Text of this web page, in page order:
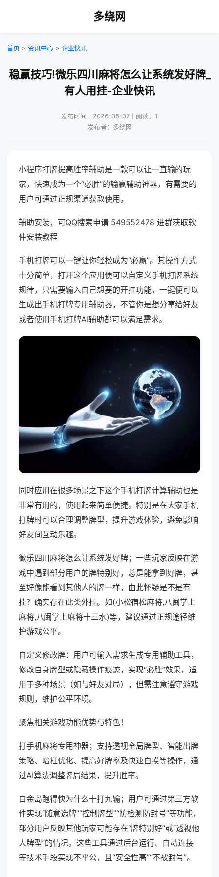
多绕网
首页 > 资讯中心 > 企业快讯
稳赢技巧!微乐四川麻将怎么让系统发好牌_
有人用挂-企业快讯
发布时间：2026-08-07｜阅读：1
发布者：多绕网
小程序打牌提高胜率辅助是一款可以让一直输的玩
家，快速成为一个“必胜”的输赢辅助神器，有需要的
用户可通过正规渠道获取使用。
辅助安装，可QQ搜索申请 549552478 进群获取软
件安装教程
手机打牌可以一键让你轻松成为“必赢”。其操作方式
十分简单，打开这个应用便可以自定义手机打牌系统
规律，只需要输入自己想要的开挂功能，一键便可以
生成出手机打牌专用辅助器，不管你是想分享给好友
或者使用手机打牌AI辅助都可以满足需求。
同时应用在很多场景之下这个手机打牌计算辅助也是
非常有用的，使用起来简单便捷。特别是在大家手机
打牌时可以合理调整牌型，提升游戏体验，避免影响
好友间互动乐趣。
微乐四川麻将怎么让系统发好牌；一些玩家反映在游
戏中遇到部分用户的牌特别好，总是能拿到好牌，甚
至好像能看到其他人的牌一样，由此怀疑是不是有
挂？确实存在此类外挂。如(小松宿松麻将,八闽掌上
麻将,八闽掌上麻将十三水)等，建议通过正规途径维
护游戏公平。
自定义修改牌：用户可输入需求生成专用辅助工具，
修改自身牌型或隐藏操作痕迹，实现“必胜”效果，适
用于多种场景（如与好友对局），但需注意遵守游戏
规则，维护公平环境。
聚焦相关游戏功能优势与特色！
打手机麻将专用神器；支持透视全局牌型、智能出牌
策略、暗杠优化、提高好牌率及快速自摸等操作，通
过AI算法调整牌局结果，提升胜率。
白金岛跑得快为什么十打九输；用户可通过第三方软
件实现“随意选牌”“控制牌型”“防检测防封号”等功能，
部分用户反映其他玩家可能存在“牌特别好”或“透视他
人牌型”的情况。这些工具通过后台运行、自动连接
等技术手段实现不平公，且“安全性高”“不被封号”。